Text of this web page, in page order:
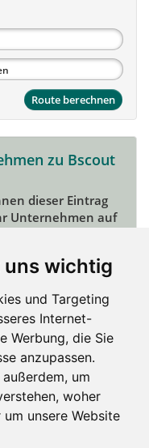
uns wichtig
und Targeting
Internet-
Werbung, die Sie
anzupassen.
um
woher
unsere Website
Route berechnen
zu Bscout
dieser Eintrag
Unternehmen auf